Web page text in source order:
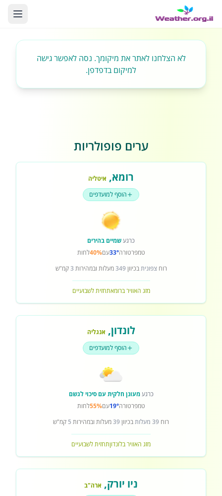
לא הצלחנו לאתר את מיקומך. נסה לאפשר גישה
למיקום בדפדפן.
ערים פופולריות
רומא, איטליה
הוסף למועדפים
כרגעשמיים בהירים
טמפרטורה33°עם40%לחות
רוחצפוניתבכיוון349מעלות ובמהירות 3קמ"ש
מזג האוויר ברומאתחזית לשבועיים
לונדון, אנגליה
הוסף למועדפים
כרגעמעונן חלקית עם סיכוי לגשם
טמפרטורה19°עם55%לחות
רוח 39 מעלות בכיוון39מעלות ובמהירות 5 קמ"ש
מזג האוויר בלונדוןתחזית לשבועיים
ניו יורק, ארה"ב